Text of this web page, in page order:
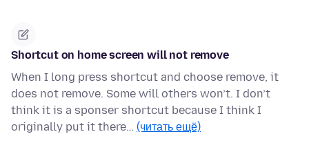
Shortcut on home screen will not remove
When I long press shortcut and choose remove, it
does not remove. Some will others won’t. I don’t
think it is a sponser shortcut because I think I
originally put it there… (читать ещё)